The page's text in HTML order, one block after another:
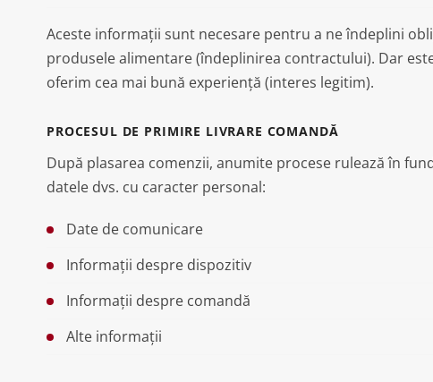
Aceste informații sunt necesare pentru a ne îndeplini
produsele alimentare (îndeplinirea contractului). Dar
oferim cea mai bună experiență (interes legitim).
PROCESUL DE PRIMIRE LIVRARE COMANDĂ
După plasarea comenzii, anumite procese rulează în
datele dvs. cu caracter personal:
Date de comunicare
Informații despre dispozitiv
Informații despre comandă
Alte informații